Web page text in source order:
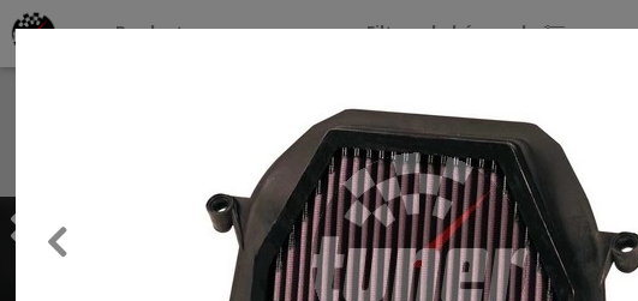
Clients
Productos por marcas Filtros de búsqueda
Previous